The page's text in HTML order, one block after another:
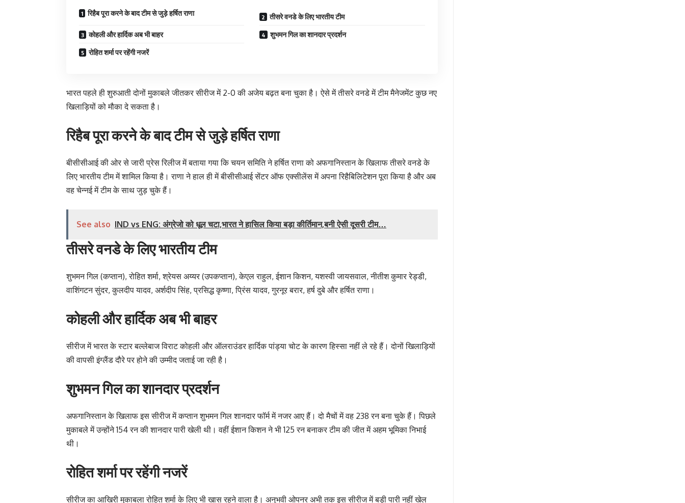
रिहैब पूरा करने के बाद टीम से जुड़े हर्षित राणा तीसरे वनडे के लिए भारतीय टीम
कोहली और हार्दिक अब भी बाहर शुभमन गिल का शानदार प्रदर्शन
रोहित शर्मा पर रहेंगी नजरें
भारत पहले ही शुरुआती दोनों मुकाबले जीतकर सीरीज में 2-0 की अजेय बढ़त बना चुका है। ऐसे में तीसरे वनडे में टीम मैनेजमेंट कुछ नए
खिलाड़ियों को मौका दे सकता है।
रिहैब पूरा करने के बाद टीम से जुड़े हर्षित राणा
बीसीसीआई की ओर से जारी प्रेस रिलीज में बताया गया कि चयन समिति ने हर्षित राणा को अफगानिस्तान के खिलाफ तीसरे वनडे के
लिए भारतीय टीम में शामिल किया है। राणा ने हाल ही में बीसीसीआई सेंटर ऑफ एक्सीलेंस में अपना रिहैबिलिटेशन पूरा किया है और अब
वह चेन्नई में टीम के साथ जुड़ चुके हैं।
See also IND vs ENG: अंग्रेजो को धूल चटा,भारत ने हासिल किया बड़ा कीर्तिमान,बनी ऐसी दूसरी टीम…
तीसरे वनडे के लिए भारतीय टीम
शुभमन गिल (कप्तान), रोहित शर्मा, श्रेयस अय्यर (उपकप्तान), केएल राहुल, ईशान किशन, यशस्वी जायसवाल, नीतीश कुमार रेड्डी,
वाशिंगटन सुंदर, कुलदीप यादव, अर्शदीप सिंह, प्रसिद्ध कृष्णा, प्रिंस यादव, गुरनूर बरार, हर्ष दुबे और हर्षित राणा।
कोहली और हार्दिक अब भी बाहर
सीरीज में भारत के स्टार बल्लेबाज विराट कोहली और ऑलराउंडर हार्दिक पांड्या चोट के कारण हिस्सा नहीं ले रहे हैं। दोनों खिलाड़ियों
की वापसी इंग्लैंड दौरे पर होने की उम्मीद जताई जा रही है।
शुभमन गिल का शानदार प्रदर्शन
अफगानिस्तान के खिलाफ इस सीरीज में कप्तान शुभमन गिल शानदार फॉर्म में नजर आए हैं। दो मैचों में वह 238 रन बना चुके हैं। पिछले
मुकाबले में उन्होंने 154 रन की शानदार पारी खेली थी। वहीं ईशान किशन ने भी 125 रन बनाकर टीम की जीत में अहम भूमिका निभाई
थी।
रोहित शर्मा पर रहेंगी नजरें
सीरीज का आखिरी मुकाबला रोहित शर्मा के लिए भी खास रहने वाला है। अनुभवी ओपनर अभी तक इस सीरीज में बड़ी पारी नहीं खेल